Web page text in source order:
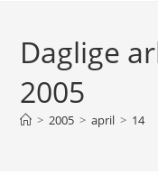
Daglige
2005
> 2005 > april > 14